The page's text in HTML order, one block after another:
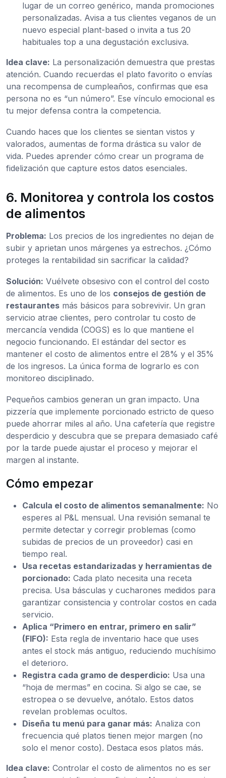
lugar de un correo genérico, manda promociones
personalizadas. Avisa a tus clientes veganos de un
nuevo especial plant-based o invita a tus 20
habituales top a una degustación exclusiva.
Idea clave: La personalización demuestra que prestas
atención. Cuando recuerdas el plato favorito o envías
una recompensa de cumpleaños, confirmas que esa
persona no es “un número”. Ese vínculo emocional es
tu mejor defensa contra la competencia.
Cuando haces que los clientes se sientan vistos y
valorados, aumentas de forma drástica su valor de
vida. Puedes aprender cómo crear un programa de
fidelización que capture estos datos esenciales.
6. Monitorea y controla los costos
de alimentos
Problema: Los precios de los ingredientes no dejan de
subir y aprietan unos márgenes ya estrechos. ¿Cómo
proteges la rentabilidad sin sacrificar la calidad?
Solución: Vuélvete obsesivo con el control del costo
de alimentos. Es uno de los consejos de gestión de
restaurantes más básicos para sobrevivir. Un gran
servicio atrae clientes, pero controlar tu costo de
mercancía vendida (COGS) es lo que mantiene el
negocio funcionando. El estándar del sector es
mantener el costo de alimentos entre el 28% y el 35%
de los ingresos. La única forma de lograrlo es con
monitoreo disciplinado.
Pequeños cambios generan un gran impacto. Una
pizzería que implemente porcionado estricto de queso
puede ahorrar miles al año. Una cafetería que registre
desperdicio y descubra que se prepara demasiado café
por la tarde puede ajustar el proceso y mejorar el
margen al instante.
Cómo empezar
Calcula el costo de alimentos semanalmente: No
esperes al P&L mensual. Una revisión semanal te
permite detectar y corregir problemas (como
subidas de precios de un proveedor) casi en
tiempo real.
Usa recetas estandarizadas y herramientas de
porcionado: Cada plato necesita una receta
precisa. Usa básculas y cucharones medidos para
garantizar consistencia y controlar costos en cada
servicio.
Aplica “Primero en entrar, primero en salir”
(FIFO): Esta regla de inventario hace que uses
antes el stock más antiguo, reduciendo muchísimo
el deterioro.
Registra cada gramo de desperdicio: Usa una
“hoja de mermas” en cocina. Si algo se cae, se
estropea o se devuelve, anótalo. Estos datos
revelan problemas ocultos.
Diseña tu menú para ganar más: Analiza con
frecuencia qué platos tienen mejor margen (no
solo el menor costo). Destaca esos platos más.
Idea clave: Controlar el costo de alimentos no es ser